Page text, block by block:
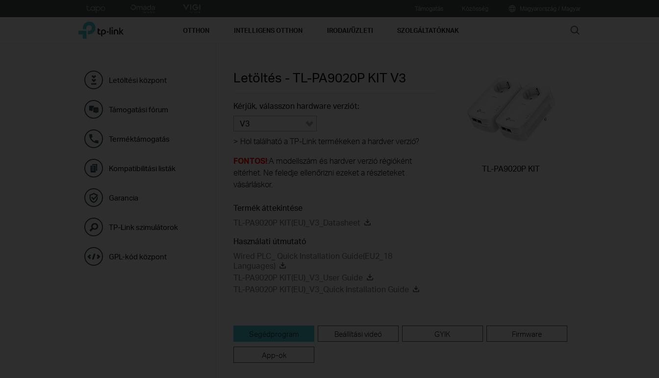
to
TP-Link, Reliably Smart OTTHON INTELLIGENS OTTHON IRODAI/ÜZLETI SZOLGÁLTATÓKNAK Search
Letöltési központ
Támogatási fórum
Terméktámogatás
Kompatibilitási listák
Garancia
TP-Link szimulátorok
GPL-kód központ
Letöltés - TL-PA9020P KIT V3
Kérjük, válasszon hardware verziót:
V3
> Hol található a TP-Link termékeken a hardver verzió?
FONTOS!:A modellszám és hardver verzió régióként
eltérhet. Ne feledje ellenőrizni ezeket a részleteket
vásárláskor.
Termék áttekintése
TL-PA9020P KIT(EU)_V3_Datasheet
Használati útmutató
Wired PLC_ Quick Installation Guide(EU2_18
Languages)
TL-PA9020P KIT(EU)_V3_User Guide
TL-PA9020P KIT(EU)_V3_Quick Installation Guide
TL-PA9020P KIT
Segédprogram Beállítási videó GYIK Firmware
App-ok